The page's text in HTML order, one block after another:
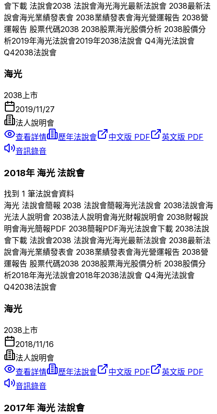
會下載 法說會2038 法說會海光海光最新法說會 2038最新法
說會海光業績發表會 2038業績發表會海光營運報告 2038營
運報告 股票代碼2038 2038股票海光股價分析 2038股價分
析2019年海光法說會2019年2038法說會 Q4海光法說會
Q42038法說會
海光
2038上市
2019/11/27
法人說明會
查看詳情
歷年法說會 中文版 PDF
英文版 PDF
音訊錄音
2018年海光法說會
找到 1 筆法說會資料
海光 法說會簡報 2038 法說會簡報海光法說會 2038法說會海
光法人說明會 2038法人說明會海光財報說明會 2038財報說
明會海光簡報PDF 2038簡報PDF海光法說會下載 2038法說
會下載 法說會2038 法說會海光海光最新法說會 2038最新法
說會海光業績發表會 2038業績發表會海光營運報告 2038營
運報告 股票代碼2038 2038股票海光股價分析 2038股價分
析2018年海光法說會2018年2038法說會 Q4海光法說會
Q42038法說會
海光
2038 上市
2018/11/16
法人說明會
查看詳情
歷年法說會 中文版 PDF
英文版 PDF
音訊錄音
2017年海光法說會